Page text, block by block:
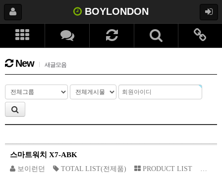
BOYLONDON
New 새글모음
스마트워치 X7-ABK
보이런던 TOTAL LIST(전제품) PRODUCT LIST 01-